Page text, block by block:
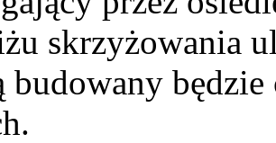
skrzyżowania
budowany